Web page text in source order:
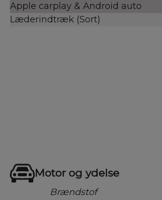
Apple carplay & Android auto
Læderindtræk (Sort)
Motor og ydelse
Brændstof